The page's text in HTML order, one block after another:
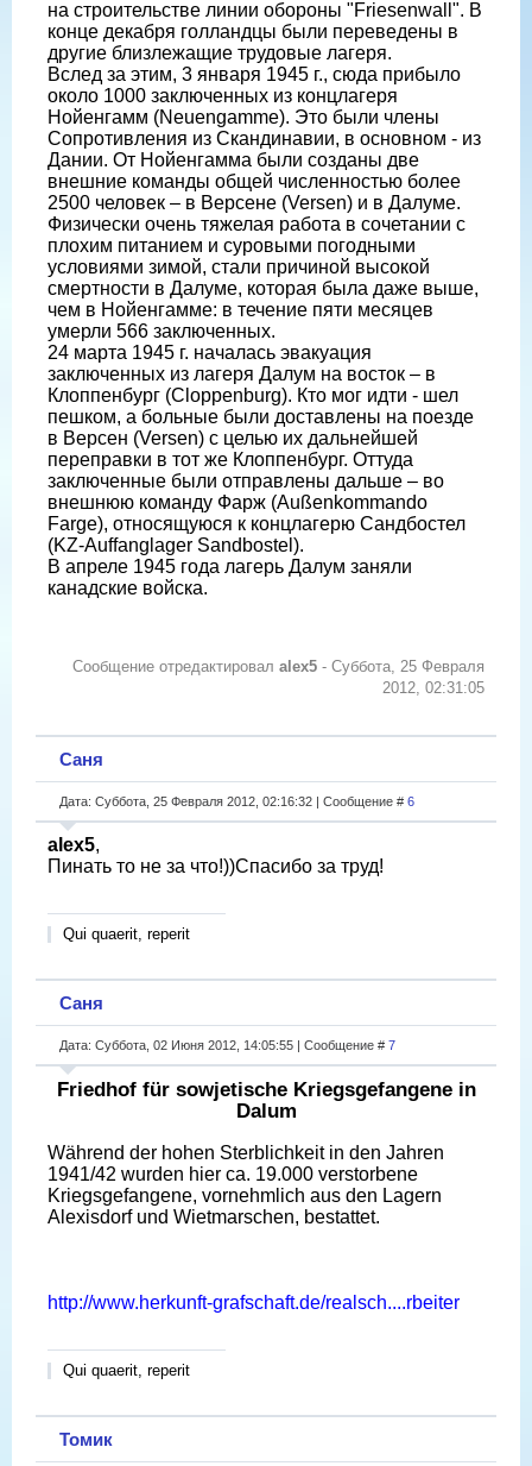
на строительстве линии обороны "Friesenwall". В
конце декабря голландцы были переведены в
другие близлежащие трудовые лагеря.
Вслед за этим, 3 января 1945 г., сюда прибыло
около 1000 заключенных из концлагеря
Нойенгамм (Neuengamme). Это были члены
Сопротивления из Скандинавии, в основном - из
Дании. От Нойенгамма были созданы две
внешние команды общей численностью более
2500 человек – в Версене (Versen) и в Далуме.
Физически очень тяжелая работа в сочетании с
плохим питанием и суровыми погодными
условиями зимой, стали причиной высокой
смертности в Далуме, которая была даже выше,
чем в Нойенгамме: в течение пяти месяцев
умерли 566 заключенных.
24 марта 1945 г. началась эвакуация
заключенных из лагеря Далум на восток – в
Клоппенбург (Cloppenburg). Кто мог идти - шел
пешком, а больные были доставлены на поезде
в Версен (Versen) с целью их дальнейшей
переправки в тот же Клоппенбург. Оттуда
заключенные были отправлены дальше – во
внешнюю команду Фарж (Außenkommando
Farge), относящуюся к концлагерю Сандбостел
(KZ-Auffanglager Sandbostel).
В апреле 1945 года лагерь Далум заняли
канадские войска.
Сообщение отредактировал alex5 - Суббота, 25 Февраля
2012, 02:31:05
Саня
Дата: Суббота, 25 Февраля 2012, 02:16:32 | Сообщение # 6
alex5,
Пинать то не за что!))Спасибо за труд!
Qui quaerit, reperit
Саня
Дата: Суббота, 02 Июня 2012, 14:05:55 | Сообщение # 7
Friedhof für sowjetische Kriegsgefangene in
Dalum
Während der hohen Sterblichkeit in den Jahren
1941/42 wurden hier ca. 19.000 verstorbene
Kriegsgefangene, vornehmlich aus den Lagern
Alexisdorf und Wietmarschen, bestattet.
http://www.herkunft-grafschaft.de/realsch....rbeiter
Qui quaerit, reperit
Томик